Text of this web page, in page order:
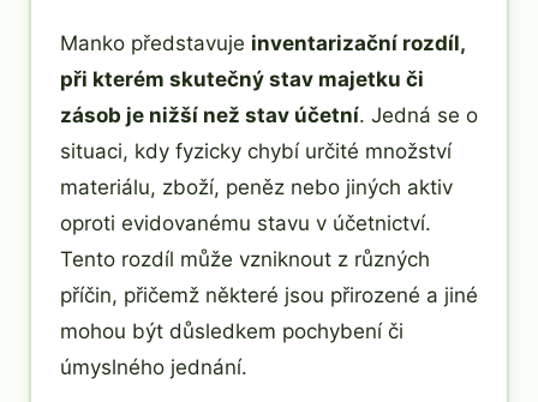
Manko představuje inventarizační rozdíl,
při kterém skutečný stav majetku či
zásob je nižší než stav účetní. Jedná se o
situaci, kdy fyzicky chybí určité množství
materiálu, zboží, peněz nebo jiných aktiv
oproti evidovanému stavu v účetnictví.
Tento rozdíl může vzniknout z různých
příčin, přičemž některé jsou přirozené a jiné
mohou být důsledkem pochybení či
úmyslného jednání.